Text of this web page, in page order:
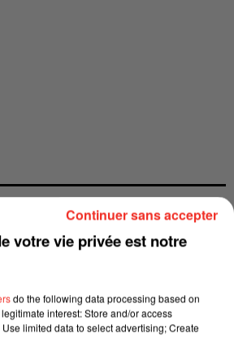
votre vie privée est notre
do the following data processing based on
interest: Store and/or access
limited data to select advertising; Create
Continuer sans accepter